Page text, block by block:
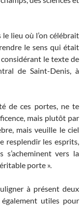
lieu où l’on célébrait
le sens qui était
le texte de
de Saint-Denis, à
de ces portes, ne te
mais plutôt par
mais veuille le ciel
resplendir les esprits,
s’acheminent vers la
porte ».
à présent deux
utiles pour